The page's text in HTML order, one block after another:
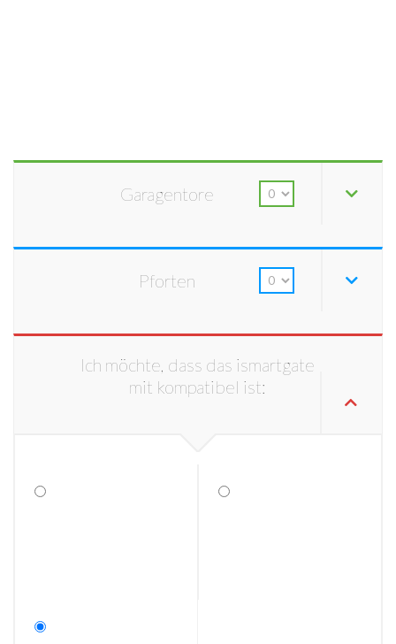
Garagentore
Pforten
Ich möchte, dass das ismartgate
mit kompatibel ist: